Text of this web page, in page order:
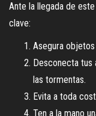
Ante la llegada de
clave:
Asegura
Desconecta tus
las tormentas.
Evita a toda
Ten a la mano